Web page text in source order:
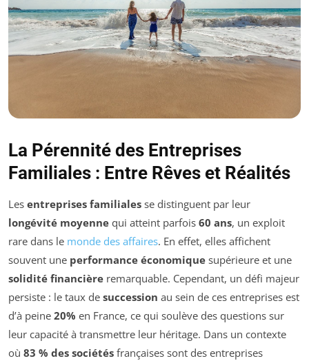
La Pérennité des Entreprises
Familiales : Entre Rêves et Réalités
Les entreprises familiales se distinguent par leur
longévité moyenne qui atteint parfois 60 ans, un exploit
rare dans le monde des affaires. En effet, elles affichent
souvent une performance économique supérieure et une
solidité financière remarquable. Cependant, un défi majeur
persiste : le taux de succession au sein de ces entreprises est
d’à peine 20% en France, ce qui soulève des questions sur
leur capacité à transmettre leur héritage. Dans un contexte
où 83 % des sociétés françaises sont des entreprises